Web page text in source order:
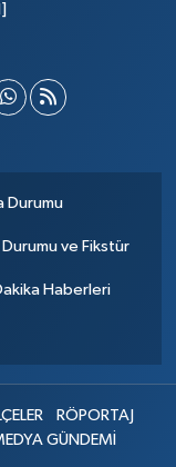
Durumu
Durumu ve Fikstür
Haberleri
RÖPORTAJ
GÜNDEMİ